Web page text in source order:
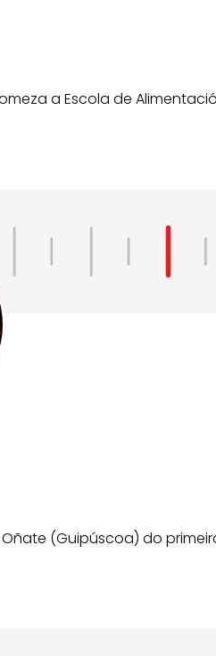
a Escola de
(Guipúscoa) do